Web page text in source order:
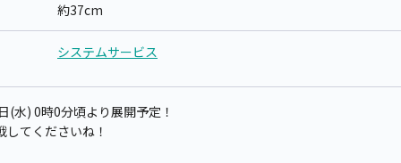
約37cm
システムサービス
(水) 0時0分頃より展開予定！
てくださいね！